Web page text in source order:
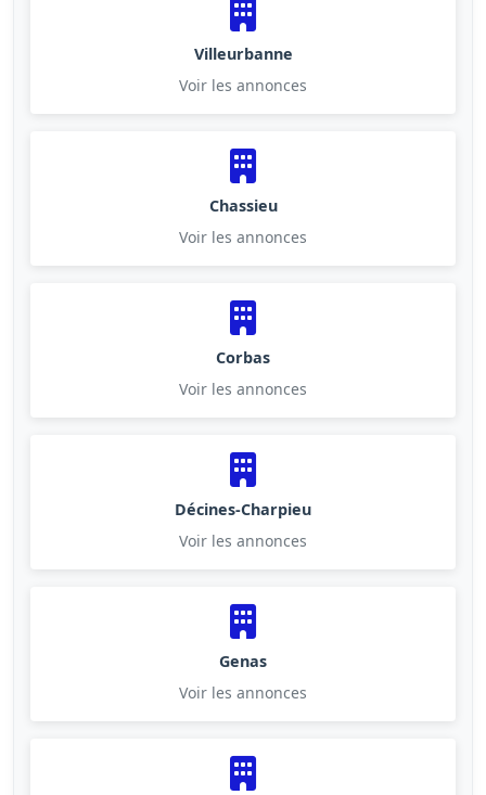
Villeurbanne
Voir les annonces
Chassieu
Voir les annonces
Corbas
Voir les annonces
Décines-Charpieu
Voir les annonces
Genas
Voir les annonces